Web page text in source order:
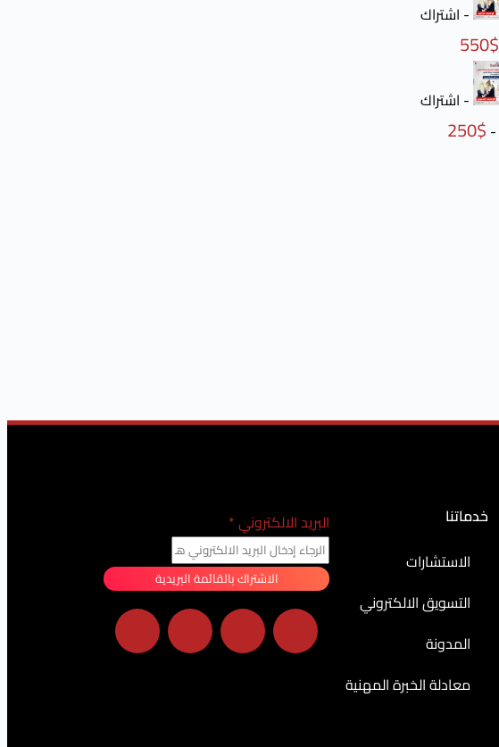
- اشتراك
$
550
- اشتراك
-
$
250
خدماتنا
الاستشارات
التسويق الالكتروني
المدونة
معادلة الخبرة المهنية
البريد الالكتروني*
الاشتراك بالقائمة البريدية